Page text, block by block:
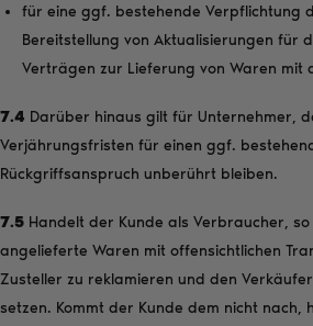
für eine ggf. bestehende Verpflichtung
Bereitstellung von Aktualisierungen für
Verträgen zur Lieferung von Waren mit
7.4 Darüber hinaus gilt für Unternehmer,
Verjährungsfristen für einen ggf.
Rückgriffsanspruch unberührt bleiben.
7.5 Handelt der Kunde als Verbraucher,
angelieferte Waren mit offensichtlichen
Zusteller zu reklamieren und den
setzen. Kommt der Kunde dem nicht nach,